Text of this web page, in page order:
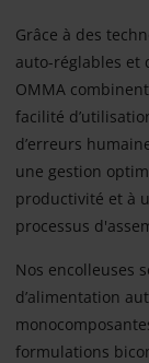
Grâce à des
auto-réglables et
OMMA
facilité
d’erreurs
une gestion
productivité et à
processus
Nos encolleuses
d’alimentation
formulations